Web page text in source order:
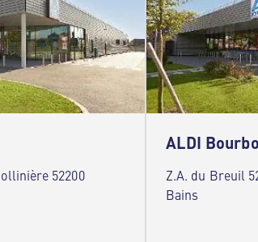
52200
ALDI
Z.A. du Breuil
Bains